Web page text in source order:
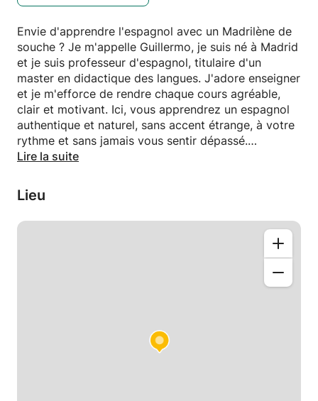
Envie d'apprendre l'espagnol avec un Madrilène de
souche ? Je m'appelle Guillermo, je suis né à Madrid
et je suis professeur d'espagnol, titulaire d'un
master en didactique des langues. J'adore enseigner
et je m'efforce de rendre chaque cours agréable,
clair et motivant. Ici, vous apprendrez un espagnol
authentique et naturel, sans accent étrange, à votre
rythme et sans jamais vous sentir dépassé.
objectifs.
- Matériel fourni par courrier et devoirs
progresser en toute sécurité et à constater de
- Un style d'enseignement accessible, calme et
Lire la suite
Lieu